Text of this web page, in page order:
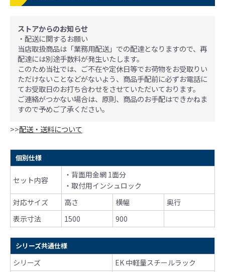
ストアからのお知らせ
・配送に関するお願い
当店取扱商品は「業務用配送」での配達となりますので、再
配達には別途手数料が発生いたします。
このため当社では、ご不在や定休日等でお荷物をお受取りい
ただけないことなどがないよう、商品手配前に必ずお電話に
てお受取日のお打ち合わせをさせていただいております。
ご連絡がつかない場合は、原則、商品のお手配はできかねま
すので予めご了承ください。
>>配送・送料について
個別仕様
セット内容
・背面用金網 1面分
・取付用インシュロック
対応サイズ
高さ 横幅
奥行
表示寸法
1500 900
シリーズ共通仕様
シリーズ
EK 中軽量スチールラック